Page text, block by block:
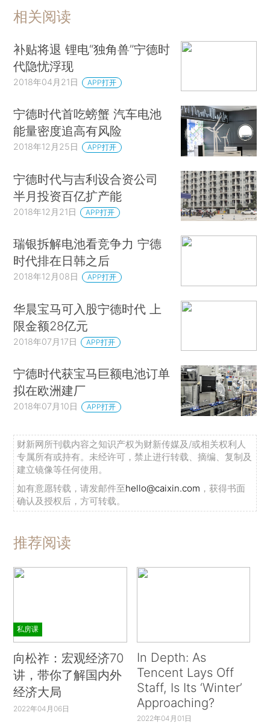
相关阅读
补贴将退 锂电“独角兽”宁德时
代隐忧浮现
2018年04月21日 APP打开
宁德时代首吃螃蟹 汽车电池
能量密度追高有风险
2018年12月25日 APP打开
宁德时代与吉利设合资公司
半月投资百亿扩产能
2018年12月21日 APP打开
瑞银拆解电池看竞争力 宁德
时代排在日韩之后
2018年12月08日 APP打开
华晨宝马可入股宁德时代 上
限金额28亿元
2018年07月17日 APP打开
宁德时代获宝马巨额电池订单
拟在欧洲建厂
2018年07月10日 APP打开
财新网所刊载内容之知识产权为财新传媒及/或相关权利人
专属所有或持有。未经许可，禁止进行转载、摘编、复制及
建立镜像等任何使用。
如有意愿转载，请发邮件至hello@caixin.com ，获得书面
确认及授权后，方可转载。
推荐阅读
私房课
向松祚：宏观经济70
讲，带你了解国内外
经济大局
2022年04月06日
In Depth: As
Tencent Lays Off
Staff, Is Its ‘Winter’
Approaching?
2022年04月01日